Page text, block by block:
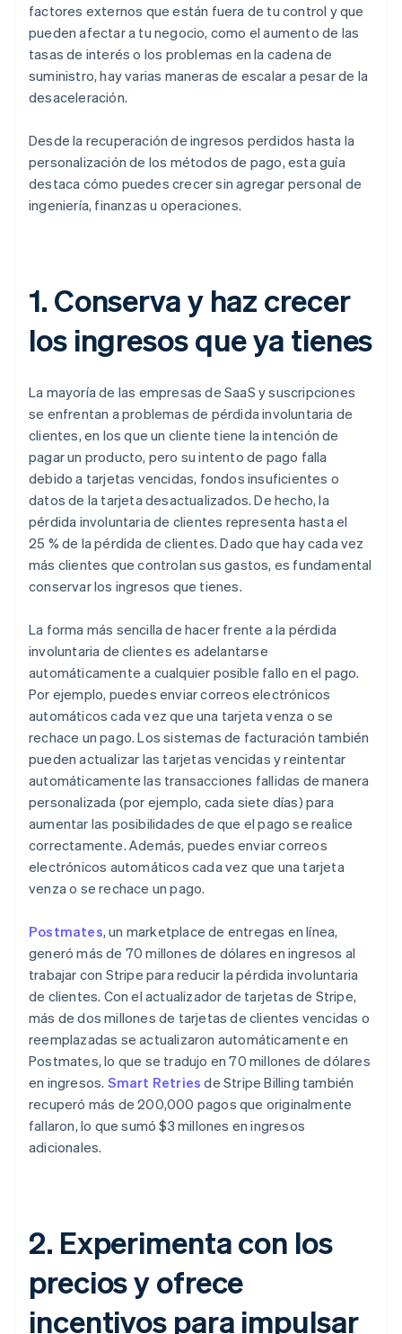
factores externos que están fuera de tu control y que
pueden afectar a tu negocio, como el aumento de las
tasas de interés o los problemas en la cadena de
suministro, hay varias maneras de escalar a pesar de la
desaceleración.
Desde la recuperación de ingresos perdidos hasta la
personalización de los métodos de pago, esta guía
destaca cómo puedes crecer sin agregar personal de
ingeniería, finanzas u operaciones.
1. Conserva y haz crecer
los ingresos que ya tienes
La mayoría de las empresas de SaaS y suscripciones
se enfrentan a problemas de pérdida involuntaria de
clientes, en los que un cliente tiene la intención de
pagar un producto, pero su intento de pago falla
debido a tarjetas vencidas, fondos insuficientes o
datos de la tarjeta desactualizados. De hecho, la
pérdida involuntaria de clientes representa hasta el
25 % de la pérdida de clientes. Dado que hay cada vez
más clientes que controlan sus gastos, es fundamental
conservar los ingresos que tienes.
La forma más sencilla de hacer frente a la pérdida
involuntaria de clientes es adelantarse
automáticamente a cualquier posible fallo en el pago.
Por ejemplo, puedes enviar correos electrónicos
automáticos cada vez que una tarjeta venza o se
rechace un pago. Los sistemas de facturación también
pueden actualizar las tarjetas vencidas y reintentar
automáticamente las transacciones fallidas de manera
personalizada (por ejemplo, cada siete días) para
aumentar las posibilidades de que el pago se realice
correctamente. Además, puedes enviar correos
electrónicos automáticos cada vez que una tarjeta
venza o se rechace un pago.
Postmates, un marketplace de entregas en línea,
generó más de 70 millones de dólares en ingresos al
trabajar con Stripe para reducir la pérdida involuntaria
de clientes. Con el actualizador de tarjetas de Stripe,
más de dos millones de tarjetas de clientes vencidas o
reemplazadas se actualizaron automáticamente en
Postmates, lo que se tradujo en 70 millones de dólares
en ingresos. Smart Retries de Stripe Billing también
recuperó más de 200,000 pagos que originalmente
fallaron, lo que sumó $3 millones en ingresos
adicionales.
2. Experimenta con los
precios y ofrece
incentivos para impulsar